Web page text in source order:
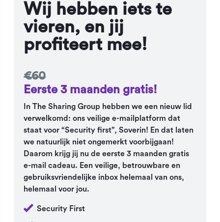
Wij hebben iets te
vieren, en jij
profiteert mee!
€60
Eerste 3 maanden gratis!
In The Sharing Group hebben we een nieuw lid
verwelkomd: ons veilige e-mailplatform dat
staat voor “Security first”, Soverin! En dat laten
we natuurlijk niet ongemerkt voorbijgaan!
Daarom krijg jij nu de eerste 3 maanden gratis
e-mail cadeau. Een veilige, betrouwbare en
gebruiksvriendelijke inbox helemaal van ons,
helemaal voor jou.
Security First